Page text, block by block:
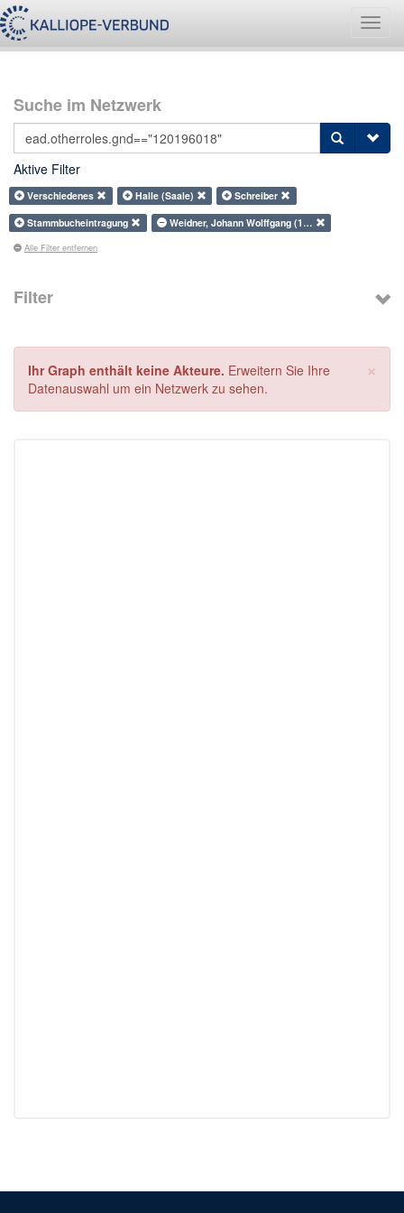
Suche im Netzwerk
Aktive Filter
Verschiedenes Halle (Saale)
Schreiber
Stammbucheintragung
Weidner, Johann Wolffgang (1…
Alle Filter entfernen
Filter
×
Ihr Graph enthält keine Akteure. Erweitern Sie Ihre
Datenauswahl um ein Netzwerk zu sehen.